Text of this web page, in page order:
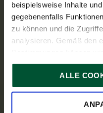
beispielsweise Inhalte
gegebenenfalls
zu können und die
analysieren. Gemäß den
speichern, wenn diese
unbedingt notwendig
ersuchen wir um Ihre
Sie können Ihre
ALLE
Nachstehend
über die
geänderter
Stellungnahmen
international...